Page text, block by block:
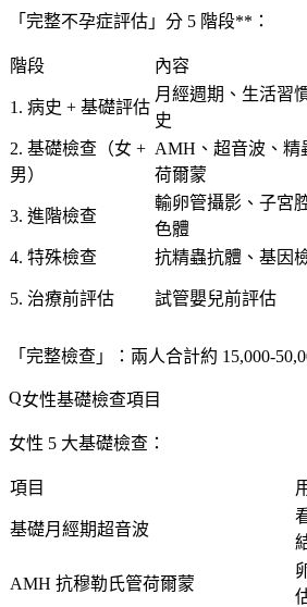
「完整不孕症評估」分 5 階段**：
階段 內容
1. 病史 + 基礎評估
月經週期、生活習
史
2. 基礎檢查 （女 +
男）
AMH、超音波、精
荷爾蒙
3. 進階檢查
輸卵管攝影、子宮
色體
4. 特殊檢查 抗精蟲抗體、基因
5. 治療前評估 試管嬰兒前評估
「完整檢查」：兩人合計約 15,000-
女性基礎檢查項目
女性 5 大基礎檢查 ：
項目
基礎月經期超音波
AMH 抗穆勒氏管荷爾蒙